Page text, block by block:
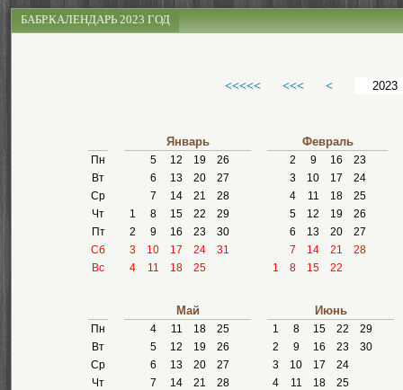
БАБР.КАЛЕНДАРЬ 2023 ГОД
<<<<< <<< <
Пн
Вт
Ср
Чт
Пт
Сб
Вс
Январь
5 12 19
26
6
13 20
27
7
14 21
28
1
8 15 22
29
2
9 16 23
30
3
10 17 24
31
4
11 18 25
Февраль
2 9 16
23
3
10 17
24
4
11 18
25
5
12 19
26
6
13 20
27
7
14 21
28
1
8 15 22
Пн
Вт
Ср
Чт
Май
4 11 18
25
5
12 19
26
6
13 20
27
7
14 21
28
Июнь
1 8 15 22
29
2
9 16 23
30
3
10 17
24
4
11 18
25